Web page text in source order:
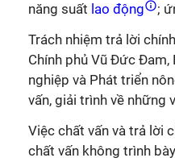
năng suất lao động
;
Trách nhiệm trả lời
Chính phủ Vũ Đức Đam,
nghiệp và Phát triển
vấn, giải trình về những
Việc chất vấn và trả lời
chất vấn không trình